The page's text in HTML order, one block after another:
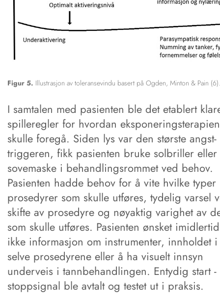
Figur 5. Illustrasjon av toleransevindu basert på Ogden, Minton & Pain (6).
I samtalen med pasienten ble det etablert
spilleregler for hvordan eksponeringsterapien
skulle foregå. Siden lys var den største angst-
triggeren, fikk pasienten bruke solbriller eller
sovemaske i behandlingsrommet ved behov.
Pasienten hadde behov for å vite hvilke typer
prosedyrer som skulle utføres, tydelig varsel
skifte av prosedyre og nøyaktig varighet av
som skulle utføres. Pasienten ønsket imidlertid
ikke informasjon om instrumenter, innholdet i
selve prosedyrene eller å ha visuelt innsyn
underveis i tannbehandlingen. Entydig start
stoppsignal ble avtalt og testet ut i praksis.